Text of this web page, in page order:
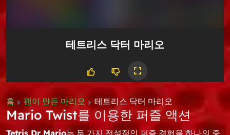
테트리스 닥터 마리오
홈 팬이 만든 마리오 테트리스 닥터 마리오
Mario Twist를 이용한 퍼즐 액션
Tetris Dr Mario는 두 가지 전설적인 퍼즐 경험을 하나의 중